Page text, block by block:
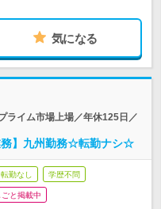
気になる
ライム市場上場／年休125日／
務】九州勤務☆転勤ナシ☆
転勤なし 学歴不問
と掲載中